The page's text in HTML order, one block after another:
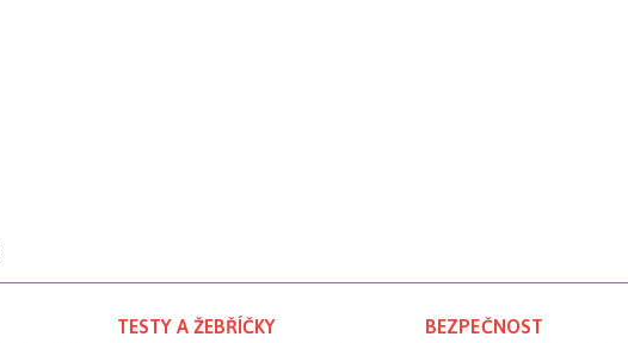
TESTY A ŽEBŘÍČKY
BEZPEČNOST